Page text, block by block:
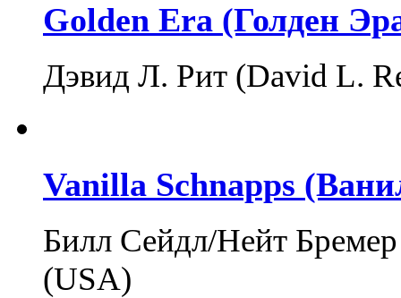
Golden Era (Голден
Дэвид Л. Рит (David L.
Vanilla Schnapps
Билл Сейдл/Нейт
(USA)